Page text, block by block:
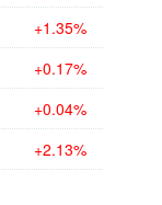
+1.35%
+0.17%
+0.04%
+2.13%